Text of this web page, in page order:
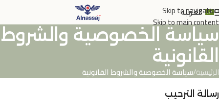
Skip to navigation
Skip to main content
العربية
سياسة الخصوصية والشروط
القانونية
الرئيسية/سياسة الخصوصية والشروط القانونية
رسالة الترحيب